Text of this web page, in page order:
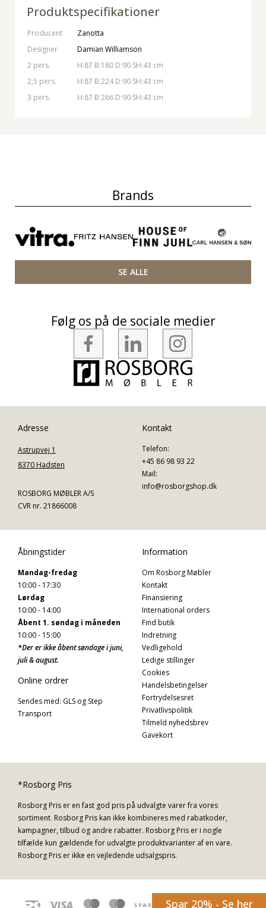
Produktspecifikationer
Producent
Zanotta
Designer
Damian Williamson
2 pers.
H:87 B:180 D:90 SH:43 cm
2,5 pers.
H:87 B:224 D:90 SH:43 cm
3 pers.
H:87 B:266 D:90 SH:43 cm
Brands
SE ALLE
Følg os på de sociale medier
Adresse
Astrupvej 1
8370 Hadsten
ROSBORG MØBLER A/S
CVR nr. 21866008
Kontakt
Telefon:
+45 86 98 93 22
Mail:
info@rosborgshop.dk
Åbningstider
Mandag-fredag
10:00 - 17:30
Lørdag
10:00 - 14:00
Åbent 1. søndag i måneden
10:00 - 15:00
*Der er ikke åbent søndage i juni,
juli & august.
Online ordrer
Sendes med: GLS og Step
Transport
Information
Om Rosborg Møbler
Kontakt
Finansiering
International orders
Find butik
Indretning
Vedligehold
Ledige stillinger
Cookies
Handelsbetingelser
Fortrydelsesret
Privatlivspolitik
Tilmeld nyhedsbrev
Gavekort
*Rosborg Pris
Rosborg Pris er en fast god pris på udvalgte varer fra vores
sortiment. Rosborg Pris kan ikke kombineres med rabatkoder,
kampagner, tilbud og andre rabatter. Rosborg Pris er i nogle
tilfælde kun gældende for udvalgte produktvarianter af en vare.
Rosborg Pris er ikke en vejledende udsalgspris.
Spar 20% - Se her